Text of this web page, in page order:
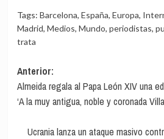
Tags: Barcelona, España, Europa,
Madrid, Medios, Mundo, periodistas,
trata
Navegación
de
entradas
Anterior:
Almeida regala al Papa León XIV una
‘A la muy antigua, noble y coronada
Ucrania lanza un ataque masivo